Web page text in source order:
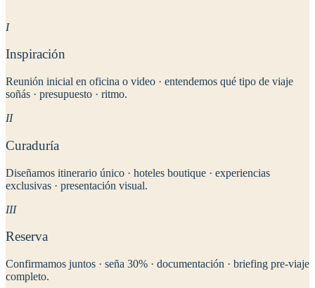
I
Inspiración
Reunión inicial en oficina o video · entendemos qué tipo de viaje
soñás · presupuesto · ritmo.
II
Curaduría
Diseñamos itinerario único · hoteles boutique · experiencias
exclusivas · presentación visual.
III
Reserva
Confirmamos juntos · seña 30% · documentación · briefing pre-viaje
completo.